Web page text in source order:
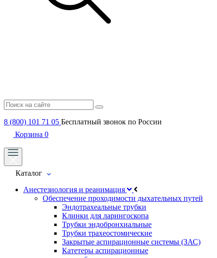
8 (800) 101 71 05 Бесплатный звонок по России
Корзина 0
Каталог
Анестезиология и реанимация
Обеспечение проходимости дыхательных путей
Эндотрахеальные трубки
Клинки для ларингоскопа
Трубки эндобронхиальные
Трубки трахеостомические
Закрытые аспирационные системы (ЗАС)
Катетеры аспирационные